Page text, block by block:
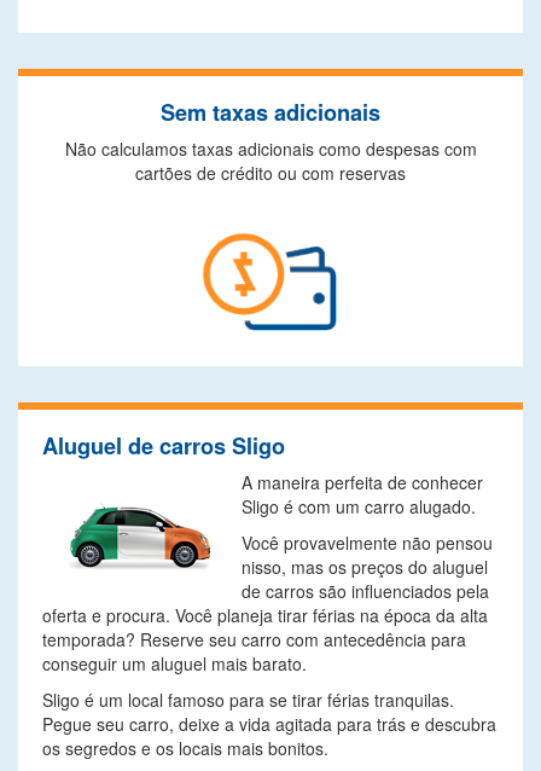
Sem taxas adicionais
Não calculamos taxas adicionais como despesas com
cartões de crédito ou com reservas
Aluguel de carros Sligo
A maneira perfeita de conhecer
Sligo é com um carro alugado.
Você provavelmente não pensou
nisso, mas os preços do aluguel
de carros são influenciados pela
oferta e procura. Você planeja tirar férias na época da alta
temporada? Reserve seu carro com antecedência para
conseguir um aluguel mais barato.
Sligo é um local famoso para se tirar férias tranquilas.
Pegue seu carro, deixe a vida agitada para trás e descubra
os segredos e os locais mais bonitos.